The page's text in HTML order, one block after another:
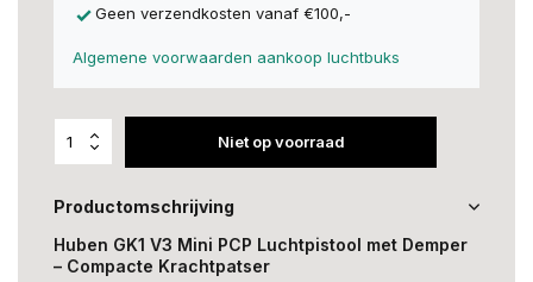
Geen verzendkosten vanaf €100,-
Algemene voorwaarden aankoop luchtbuks
Niet op voorraad
Productomschrijving
Huben GK1 V3 Mini PCP Luchtpistool met Demper
– Compacte Krachtpatser